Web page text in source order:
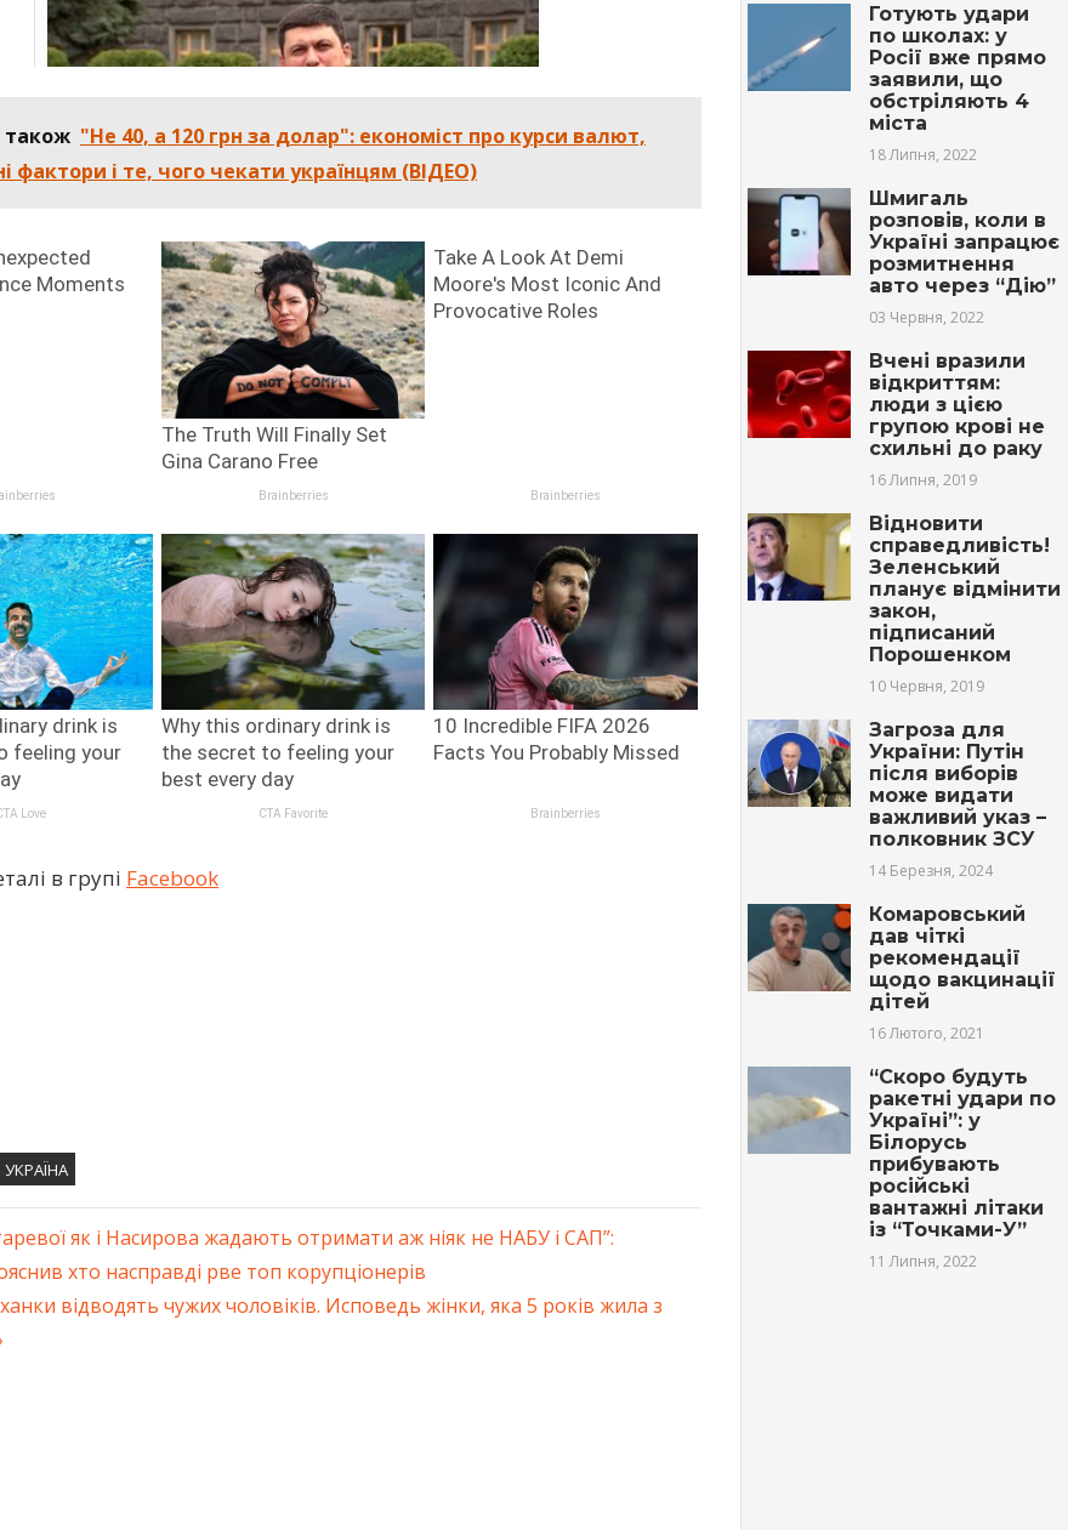
також "Не 40, а 120 грн за долар": економіст про курси валют,
фактори і те, чого чекати українцям (ВІДЕО)
в групі Facebook
УКРАЇНА
як і Насирова жадають отримати аж ніяк не НАБУ і САП”:
хто насправді рве топ корупціонерів
відводять чужих чоловіків. Исповедь жінки, яка 5 років жила з
Готують удари
по школах: у
Росії вже прямо
заявили, що
обстріляють 4
міста
18 Липня, 2022
Шмигаль
розповів, коли в
Україні запрацює
розмитнення
авто через “Дію”
03 Червня, 2022
Вчені вразили
відкриттям:
люди з цією
групою крові не
схильні до раку
16 Липня, 2019
Відновити
справедливість!
Зеленський
планує відмінити
закон,
підписаний
Порошенком
10 Червня, 2019
Загроза для
України: Путін
після виборів
може видати
важливий указ –
полковник ЗСУ
14 Березня, 2024
Комаровський
дав чіткі
рекомендації
щодо вакцинації
дітей
16 Лютого, 2021
“Скоро будуть
ракетні удари по
Україні”: у
Білорусь
прибувають
російські
вантажні літаки
із “Точками-У”
11 Липня, 2022